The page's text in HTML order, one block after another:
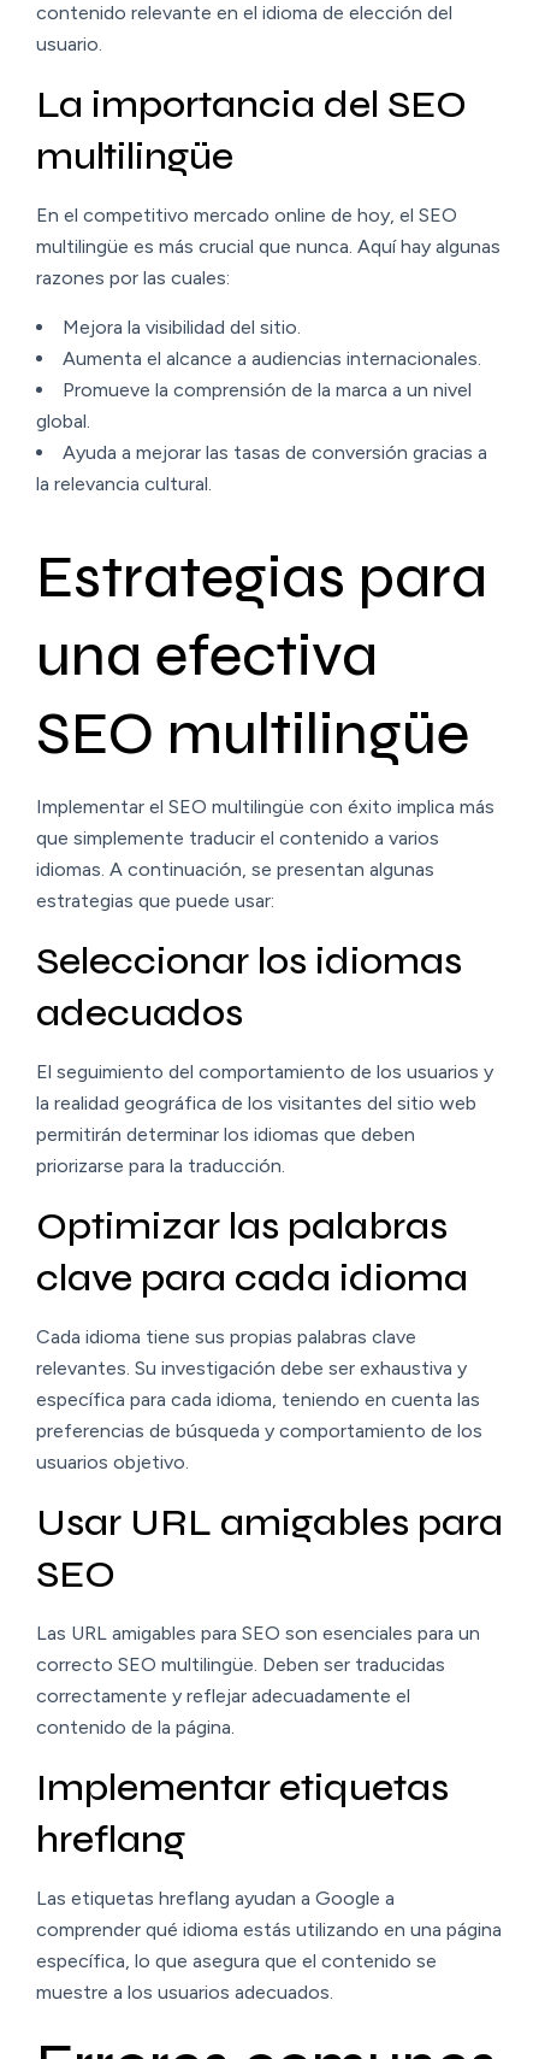
contenido relevante en el idioma de elección del
usuario.
La importancia del SEO
multilingüe
En el competitivo mercado online de hoy, el SEO
multilingüe es más crucial que nunca. Aquí hay algunas
razones por las cuales:
Mejora la visibilidad del sitio.
Aumenta el alcance a audiencias internacionales.
Promueve la comprensión de la marca a un nivel
global.
Ayuda a mejorar las tasas de conversión gracias a
la relevancia cultural.
Estrategias para
una efectiva
SEO multilingüe
Implementar el SEO multilingüe con éxito implica más
que simplemente traducir el contenido a varios
idiomas. A continuación, se presentan algunas
estrategias que puede usar:
Seleccionar los idiomas
adecuados
El seguimiento del comportamiento de los usuarios y
la realidad geográfica de los visitantes del sitio web
permitirán determinar los idiomas que deben
priorizarse para la traducción.
Optimizar las palabras
clave para cada idioma
Cada idioma tiene sus propias palabras clave
relevantes. Su investigación debe ser exhaustiva y
específica para cada idioma, teniendo en cuenta las
preferencias de búsqueda y comportamiento de los
usuarios objetivo.
Usar URL amigables para
SEO
Las URL amigables para SEO son esenciales para un
correcto SEO multilingüe. Deben ser traducidas
correctamente y reflejar adecuadamente el
contenido de la página.
Implementar etiquetas
hreflang
Las etiquetas hreflang ayudan a Google a
comprender qué idioma estás utilizando en una página
específica, lo que asegura que el contenido se
muestre a los usuarios adecuados.